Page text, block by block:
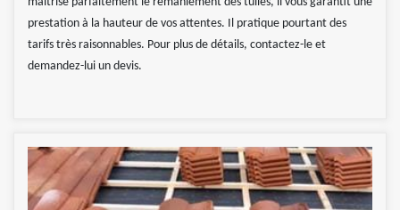
prestation à la hauteur de vos attentes. Il pratique pourtant des
tarifs très raisonnables. Pour plus de détails, contactez-le et
demandez-lui un devis.